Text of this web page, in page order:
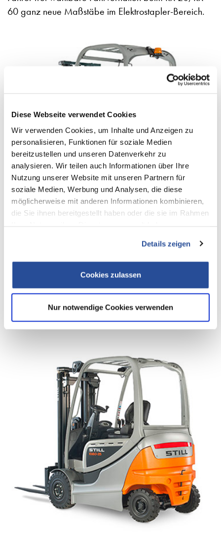
Diese Webseite verwendet Cookies
Wir verwenden Cookies, um Inhalte und Anzeigen zu
personalisieren, Funktionen für soziale Medien
bereitzustellen und unseren Datenverkehr zu
analysieren. Wir teilen auch Informationen über Ihre
Nutzung unserer Website mit unseren Partnern für
soziale Medien, Werbung und Analysen, die diese
möglicherweise mit anderen Informationen kombinieren,
die Sie ihnen bereitgestellt haben oder die sie im Rahmen
Details zeigen
Cookies zulassen
Nur notwendige Cookies verwenden
60 ganz neue Maßstäbe im Elektrostapler-Bereich.
Elektrogabelstapler RX 60 1,6 – 2,0 t
Highlights:
Hohe Fahrleistungen bei unebenen Böden
Bequemer Auf- und Abstieg
Bequeme Haltung beim Fahren